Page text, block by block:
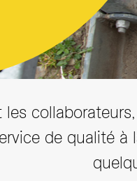
Accéder
de qualité à